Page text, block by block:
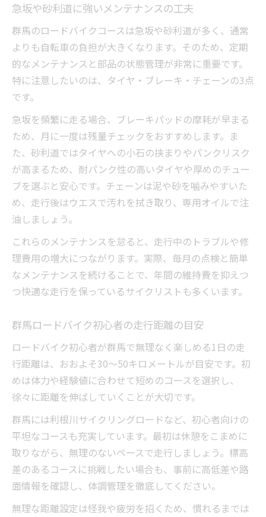
急坂や砂利道に強いメンテナンスの工夫
群馬のロードバイクコースは急坂や砂利道が多く、通常
よりも自転車の負担が大きくなります。そのため、定期
的なメンテナンスと部品の状態管理が非常に重要です。
特に注意したいのは、タイヤ・ブレーキ・チェーンの3点
です。
急坂を頻繁に走る場合、ブレーキパッドの摩耗が早まる
ため、月に一度は残量チェックをおすすめします。ま
た、砂利道ではタイヤへの小石の挟まりやパンクリスク
が高まるため、耐パンク性の高いタイヤや厚めのチュー
ブを選ぶと安心です。チェーンは泥や砂を噛みやすいた
め、走行後はウエスで汚れを拭き取り、専用オイルで注
油しましょう。
これらのメンテナンスを怠ると、走行中のトラブルや修
理費用の増大につながります。実際、毎月の点検と簡単
なメンテナンスを続けることで、年間の維持費を抑えつ
つ快適な走行を保っているサイクリストも多くいます。
群馬ロードバイク初心者の走行距離の目安
ロードバイク初心者が群馬で無理なく楽しめる1日の走
行距離は、おおよそ30～50キロメートルが目安です。初
めは体力や経験値に合わせて短めのコースを選択し、
徐々に距離を伸ばしていくことが大切です。
群馬には利根川サイクリングロードなど、初心者向けの
平坦なコースも充実しています。最初は休憩をこまめに
取りながら、無理のないペースで走行しましょう。標高
差のあるコースに挑戦したい場合も、事前に高低差や路
面情報を確認し、体調管理を徹底してください。
無理な距離設定は怪我や疲労を招くため、慣れるまでは